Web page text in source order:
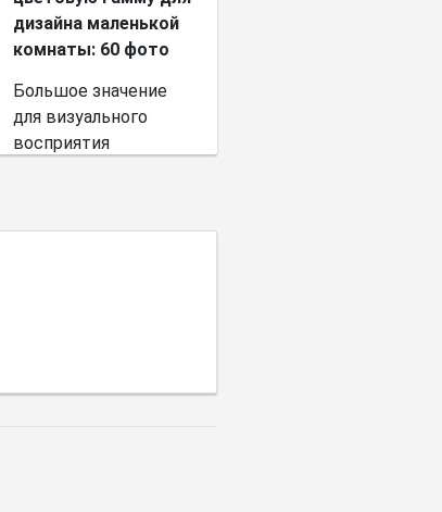
дизайна маленькой
комнаты: 60 фото
Большое значение
для визуального
восприятия